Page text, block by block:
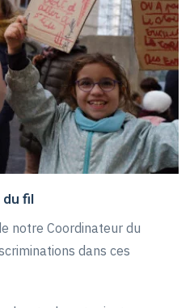
du fil
notre Coordinateur du
dans ces